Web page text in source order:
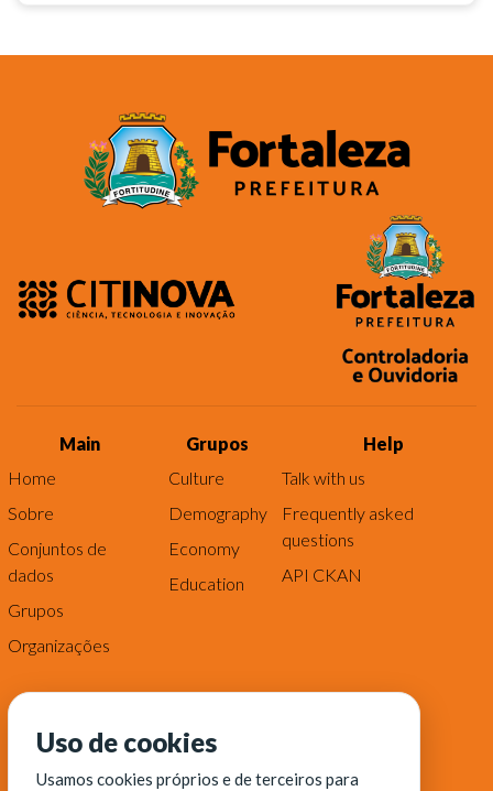
Main
Home
Sobre
Conjuntos de
dados
Grupos
Organizações
Grupos
Culture
Demography
Economy
Education
Help
Talk with us
Frequently asked
questions
API CKAN
Uso de cookies
Usamos cookies próprios e de terceiros para